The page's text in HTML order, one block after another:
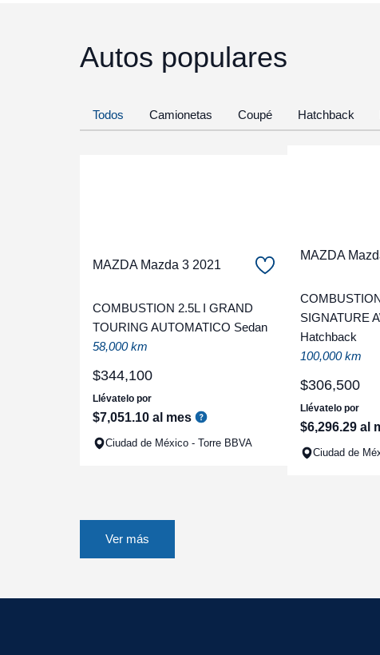
Autos populares
Todos Camionetas Coupé Hatchback
MAZDA Mazda 3 2021
COMBUSTION 2.5L I GRAND
TOURING AUTOMATICO Sedan
58,000 km
$344,100
Llévatelo por
$7,051.10 al mes
Ciudad de México - Torre BBVA
MAZDA
SIGNATURE
Hatchback
100,000 km
$306,500
Llévatelo por
$6,296.29 al
Ciudad de
Ver más